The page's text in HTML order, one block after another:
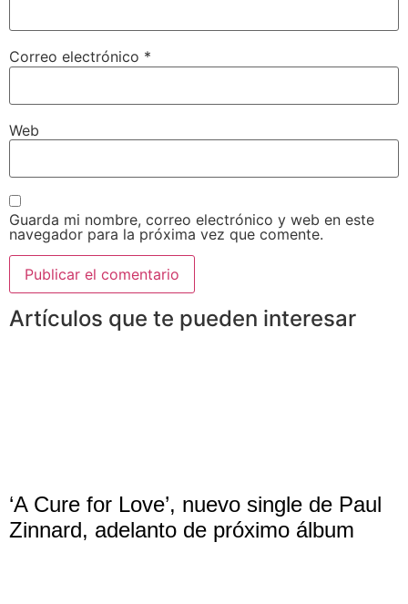
Correo electrónico *
Web
Guarda mi nombre, correo electrónico y web en este
navegador para la próxima vez que comente.
Artículos que te pueden interesar
‘A Cure for Love’, nuevo single de Paul
Zinnard, adelanto de próximo álbum